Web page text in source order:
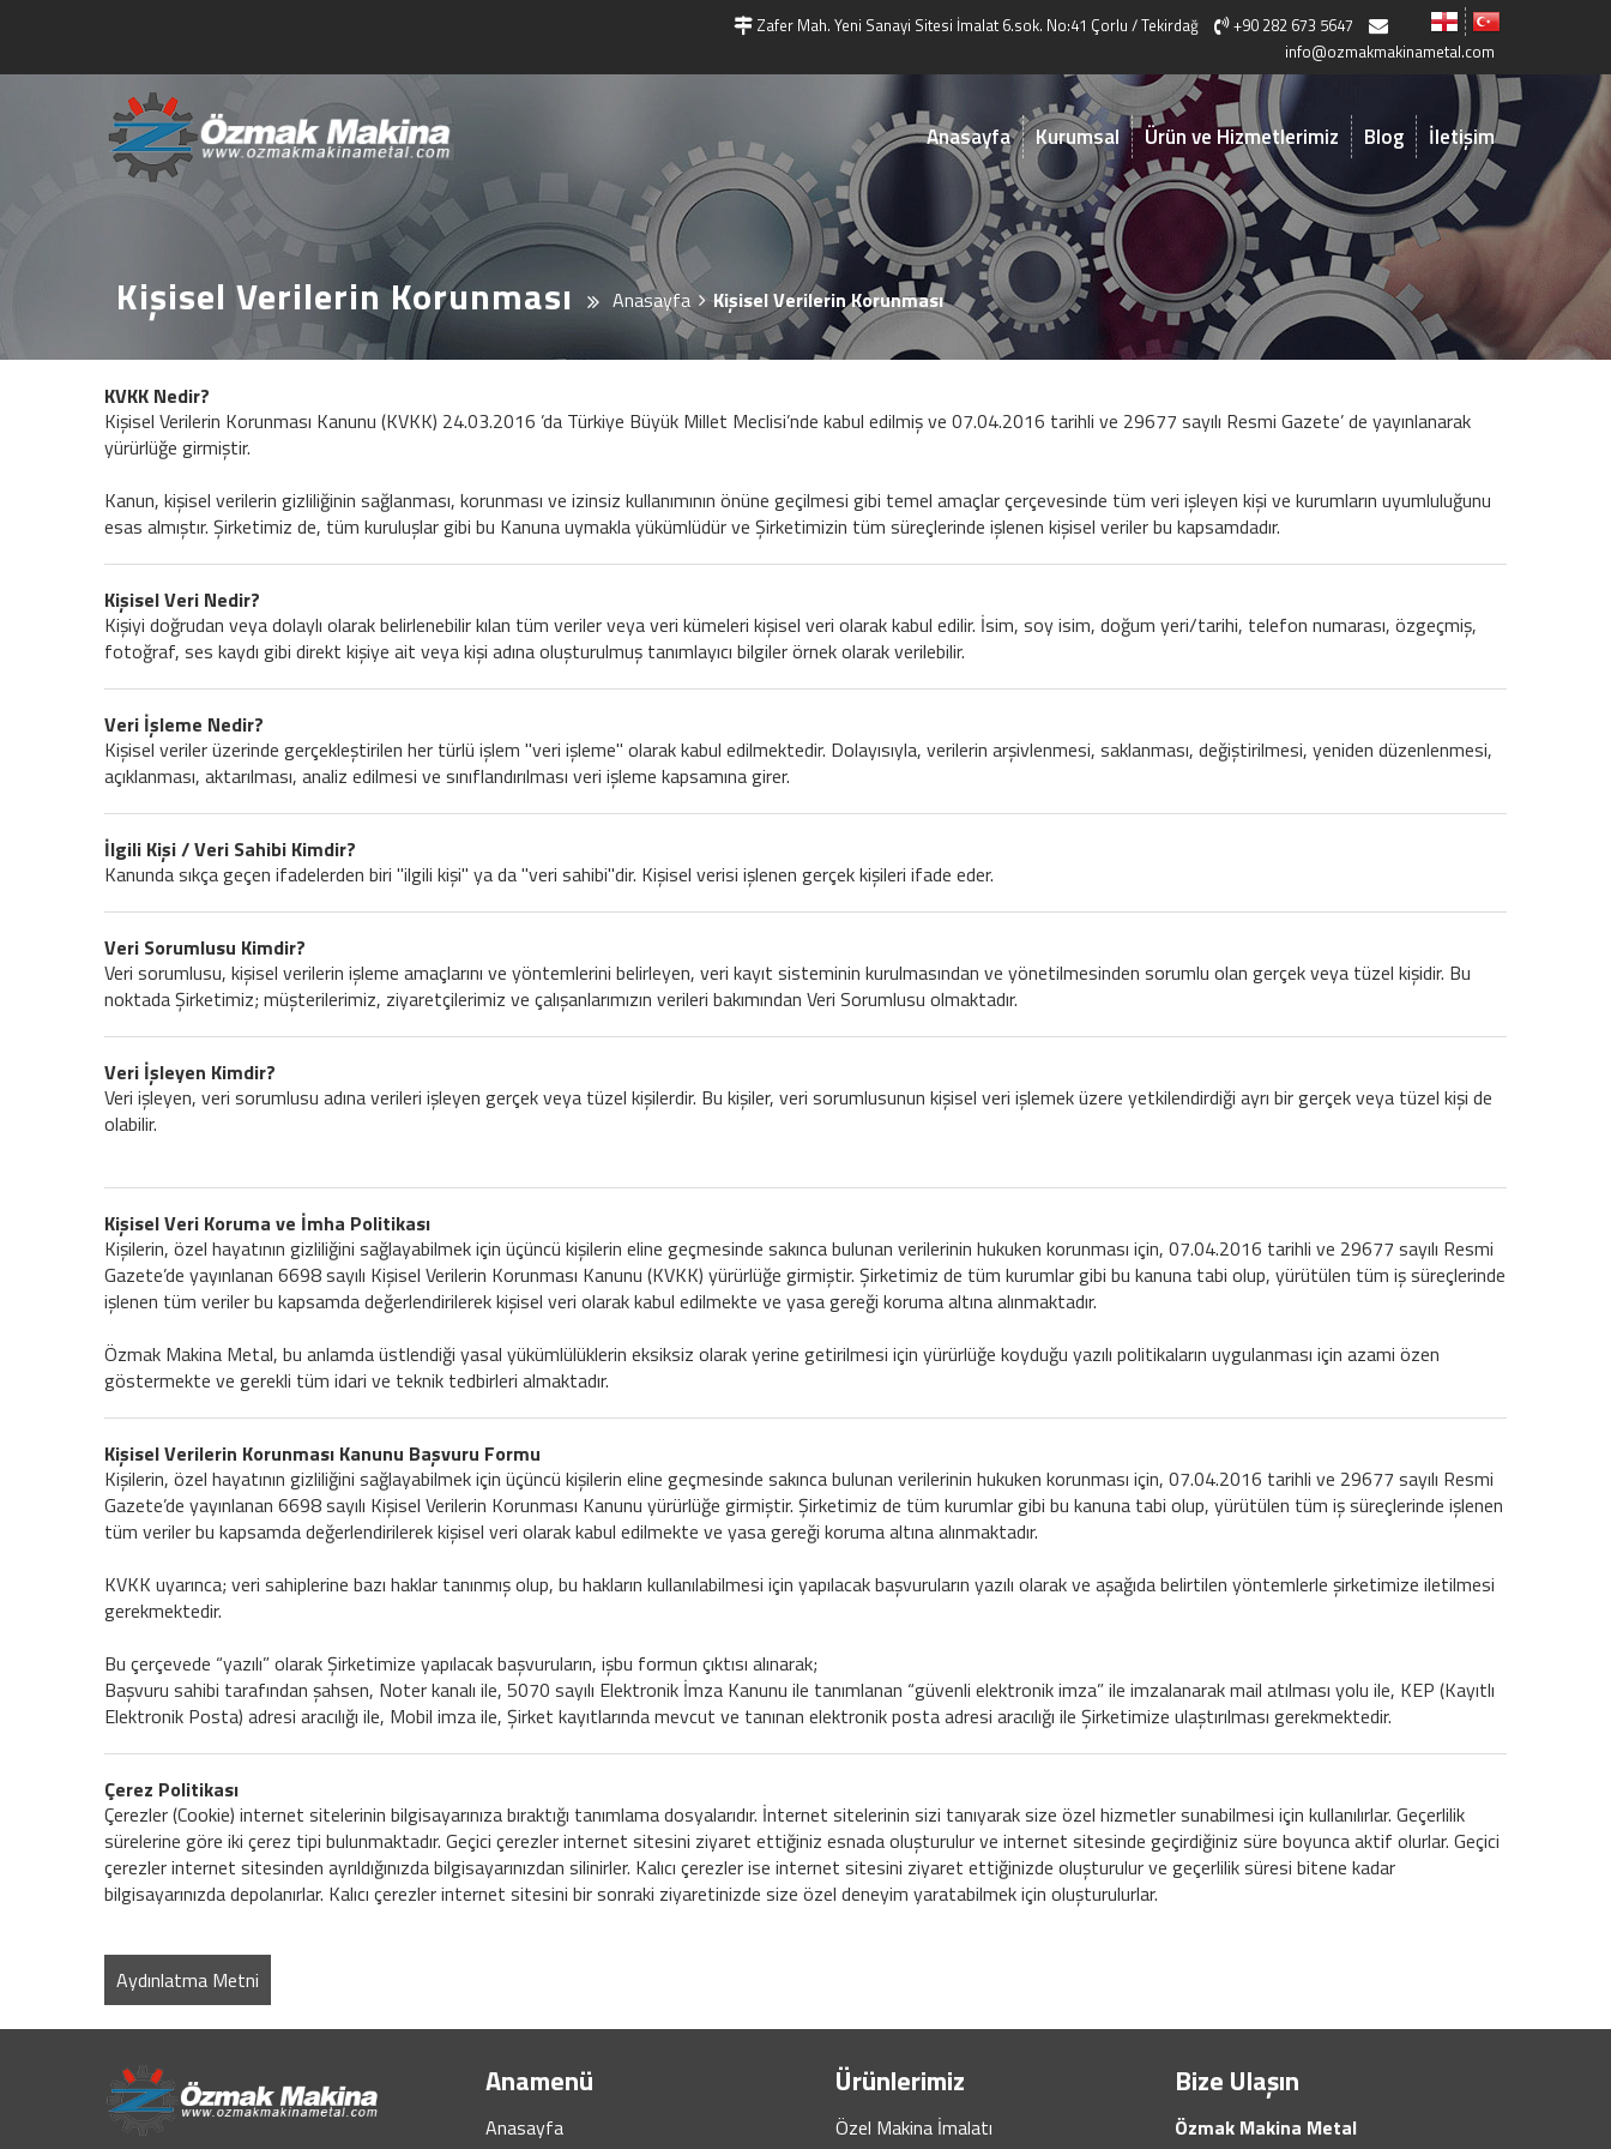
Zafer Mah. Yeni Sanayi Sitesi İmalat 6.sok. No:41 Çorlu / Tekirdağ
+90 282 673 5647
info@ozmakmakinametal.com
Anasayfa Kurumsal Ürün ve Hizmetlerimiz Blog İletişim
Kişisel Verilerin Korunması Anasayfa Kişisel Verilerin Korunması
KVKK Nedir?
Kişisel Verilerin Korunması Kanunu (KVKK) 24.03.2016 ’da Türkiye Büyük Millet Meclisi’nde kabul edilmiş ve 07.04.2016 tarihli ve 29677 sayılı Resmi Gazete’ de yayınlanarak
yürürlüğe girmiştir.
Kanun, kişisel verilerin gizliliğinin sağlanması, korunması ve izinsiz kullanımının önüne geçilmesi gibi temel amaçlar çerçevesinde tüm veri işleyen kişi ve kurumların uyumluluğunu
esas almıştır. Şirketimiz de, tüm kuruluşlar gibi bu Kanuna uymakla yükümlüdür ve Şirketimizin tüm süreçlerinde işlenen kişisel veriler bu kapsamdadır.
Kişisel Veri Nedir?
Kişiyi doğrudan veya dolaylı olarak belirlenebilir kılan tüm veriler veya veri kümeleri kişisel veri olarak kabul edilir. İsim, soy isim, doğum yeri/tarihi, telefon numarası, özgeçmiş,
fotoğraf, ses kaydı gibi direkt kişiye ait veya kişi adına oluşturulmuş tanımlayıcı bilgiler örnek olarak verilebilir.
Veri İşleme Nedir?
Kişisel veriler üzerinde gerçekleştirilen her türlü işlem "veri işleme" olarak kabul edilmektedir. Dolayısıyla, verilerin arşivlenmesi, saklanması, değiştirilmesi, yeniden düzenlenmesi,
açıklanması, aktarılması, analiz edilmesi ve sınıflandırılması veri işleme kapsamına girer.
İlgili Kişi / Veri Sahibi Kimdir?
Kanunda sıkça geçen ifadelerden biri "ilgili kişi" ya da "veri sahibi"dir. Kişisel verisi işlenen gerçek kişileri ifade eder.
Veri Sorumlusu Kimdir?
Veri sorumlusu, kişisel verilerin işleme amaçlarını ve yöntemlerini belirleyen, veri kayıt sisteminin kurulmasından ve yönetilmesinden sorumlu olan gerçek veya tüzel kişidir. Bu
noktada Şirketimiz; müşterilerimiz, ziyaretçilerimiz ve çalışanlarımızın verileri bakımından Veri Sorumlusu olmaktadır.
Veri İşleyen Kimdir?
Veri işleyen, veri sorumlusu adına verileri işleyen gerçek veya tüzel kişilerdir. Bu kişiler, veri sorumlusunun kişisel veri işlemek üzere yetkilendirdiği ayrı bir gerçek veya tüzel kişi de
olabilir.
Kişisel Veri Koruma ve İmha Politikası
Kişilerin, özel hayatının gizliliğini sağlayabilmek için üçüncü kişilerin eline geçmesinde sakınca bulunan verilerinin hukuken korunması için, 07.04.2016 tarihli ve 29677 sayılı Resmi
Gazete’de yayınlanan 6698 sayılı Kişisel Verilerin Korunması Kanunu (KVKK) yürürlüğe girmiştir. Şirketimiz de tüm kurumlar gibi bu kanuna tabi olup, yürütülen tüm iş süreçlerinde
işlenen tüm veriler bu kapsamda değerlendirilerek kişisel veri olarak kabul edilmekte ve yasa gereği koruma altına alınmaktadır.
Özmak Makina Metal, bu anlamda üstlendiği yasal yükümlülüklerin eksiksiz olarak yerine getirilmesi için yürürlüğe koyduğu yazılı politikaların uygulanması için azami özen
göstermekte ve gerekli tüm idari ve teknik tedbirleri almaktadır.
Kişisel Verilerin Korunması Kanunu Başvuru Formu
Kişilerin, özel hayatının gizliliğini sağlayabilmek için üçüncü kişilerin eline geçmesinde sakınca bulunan verilerinin hukuken korunması için, 07.04.2016 tarihli ve 29677 sayılı Resmi
Gazete’de yayınlanan 6698 sayılı Kişisel Verilerin Korunması Kanunu yürürlüğe girmiştir. Şirketimiz de tüm kurumlar gibi bu kanuna tabi olup, yürütülen tüm iş süreçlerinde işlenen
tüm veriler bu kapsamda değerlendirilerek kişisel veri olarak kabul edilmekte ve yasa gereği koruma altına alınmaktadır.
KVKK uyarınca; veri sahiplerine bazı haklar tanınmış olup, bu hakların kullanılabilmesi için yapılacak başvuruların yazılı olarak ve aşağıda belirtilen yöntemlerle şirketimize iletilmesi
gerekmektedir.
Bu çerçevede “yazılı” olarak Şirketimize yapılacak başvuruların, işbu formun çıktısı alınarak;
Başvuru sahibi tarafından şahsen, Noter kanalı ile, 5070 sayılı Elektronik İmza Kanunu ile tanımlanan “güvenli elektronik imza” ile imzalanarak mail atılması yolu ile, KEP (Kayıtlı
Elektronik Posta) adresi aracılığı ile, Mobil imza ile, Şirket kayıtlarında mevcut ve tanınan elektronik posta adresi aracılığı ile Şirketimize ulaştırılması gerekmektedir.
Çerez Politikası
Çerezler (Cookie) internet sitelerinin bilgisayarınıza bıraktığı tanımlama dosyalarıdır. İnternet sitelerinin sizi tanıyarak size özel hizmetler sunabilmesi için kullanılırlar. Geçerlilik
sürelerine göre iki çerez tipi bulunmaktadır. Geçici çerezler internet sitesini ziyaret ettiğiniz esnada oluşturulur ve internet sitesinde geçirdiğiniz süre boyunca aktif olurlar. Geçici
çerezler internet sitesinden ayrıldığınızda bilgisayarınızdan silinirler. Kalıcı çerezler ise internet sitesini ziyaret ettiğinizde oluşturulur ve geçerlilik süresi bitene kadar
bilgisayarınızda depolanırlar. Kalıcı çerezler internet sitesini bir sonraki ziyaretinizde size özel deneyim yaratabilmek için oluşturulurlar.
Aydınlatma Metni
Anamenü
Anasayfa
Ürünlerimiz
Özel Makina İmalatı
Bize Ulaşın
Özmak Makina Metal